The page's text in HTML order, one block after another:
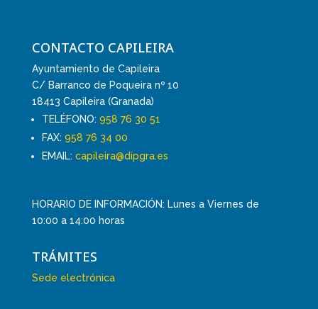
CONTACTO CAPILEIRA
Ayuntamiento de Capileira
C/ Barranco de Poqueira nº 10
18413 Capileira (Granada)
TELÉFONO: 958 76 30 51
FAX: 958 76 34 00
EMAIL: capileira@dipgra.es
HORARIO DE INFORMACIÓN: Lunes a Viernes de
10:00 a 14:00 horas
TRÁMITES
Sede electrónica